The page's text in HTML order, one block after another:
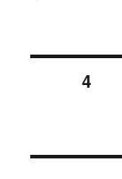
PAGE4